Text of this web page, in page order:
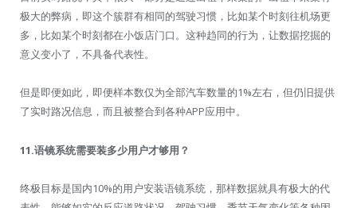
极大的弊病，即这个簇群有相同的驾驶习惯，比如某个时刻往机场更
多，比如某个时刻都在小饭店门口。这种趋同的行为，让数据挖掘的
意义变小了，不具备代表性。
但是即便如此，即便样本数仅为全部汽车数量的1%左右，但仍旧提供
了实时路况信息，而且被整合到各种APP应用中。
11.语镜系统需要装多少用户才够用？
终极目标是国内10%的用户安装语镜系统，那样数据就具有极大的代